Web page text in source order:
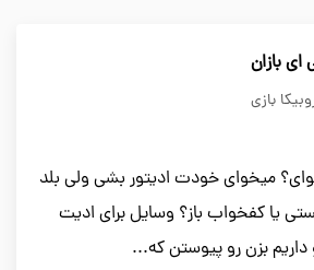
بازان
بازی
میخوای خودت ادیتور بشی ولی بلد
یا کفخواب باز؟ وسایل برای ادیت
داریم بزن رو پیوستن که...